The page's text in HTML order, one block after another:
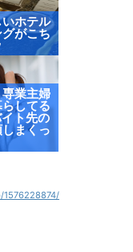
ホテル
がこち
業主婦
してる
ト先の
まくっ